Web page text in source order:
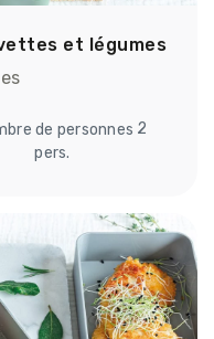
et légumes
2
pers.